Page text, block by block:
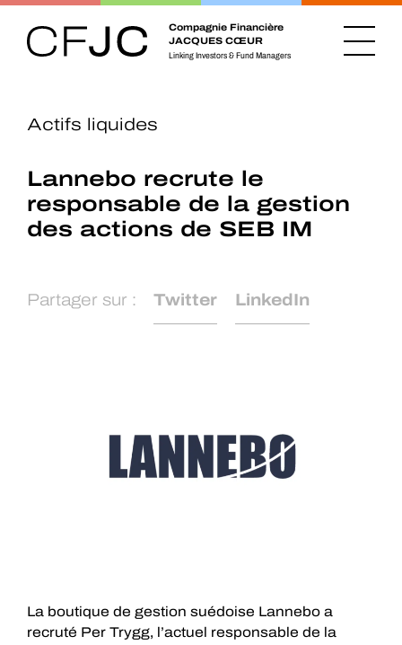
Compagnie Financière
JACQUES CŒUR
Linking Investors & Fund Managers
Actifs liquides
Lannebo recrute le
responsable de la gestion
des actions de SEB IM
Partager sur : Twitter LinkedIn
La boutique de gestion suédoise Lannebo a
recruté Per Trygg, l’actuel responsable de la